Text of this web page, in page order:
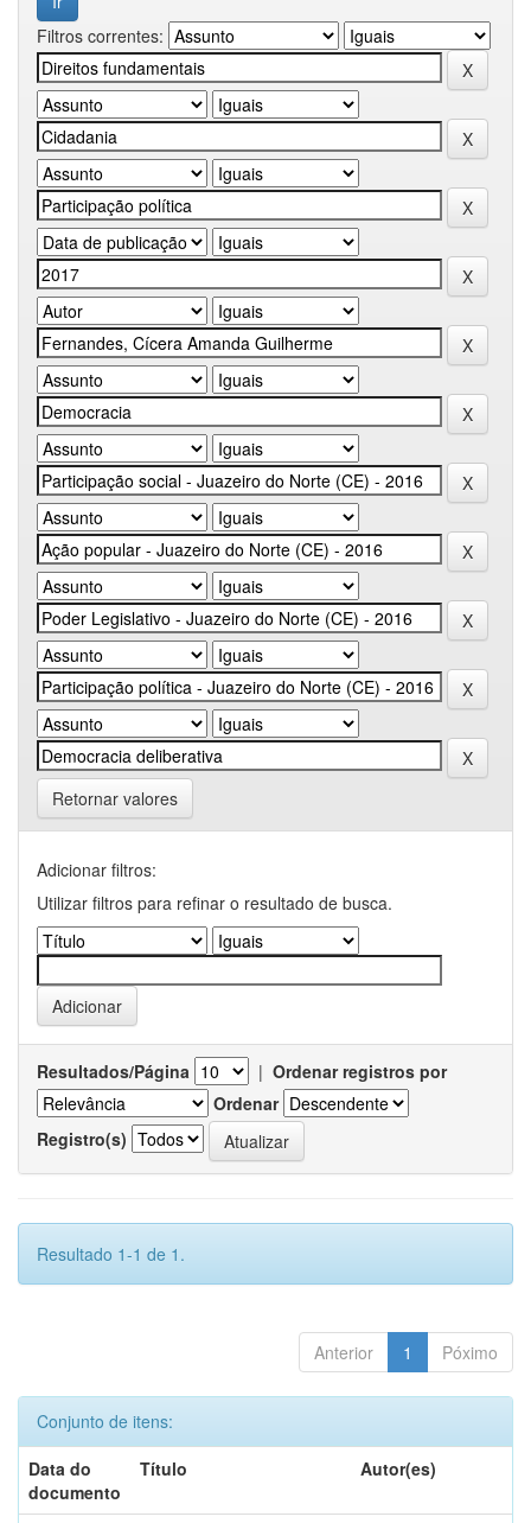
Filtros correntes:
Retornar valores
Adicionar filtros:
Utilizar filtros para refinar o resultado de busca.
Resultados/Página | Ordenar registros por
Ordenar
Registro(s)
Resultado 1-1 de 1.
Anterior 1 Póximo
Conjunto de itens:
Data do
documento
Título Autor(es)